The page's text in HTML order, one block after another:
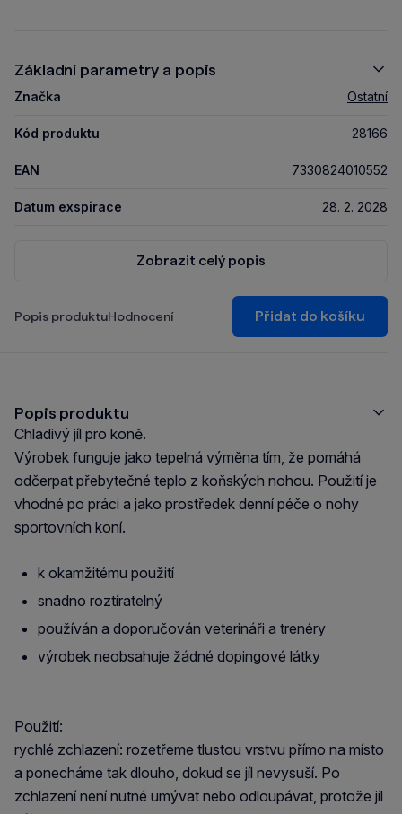
Základní parametry a popis
Značka Ostatní
Kód produktu 28166
EAN 7330824010552
Datum exspirace 28. 2. 2028
Zobrazit celý popis
Popis produktuHodnocení Přidat do košíku
Popis produktu
Chladivý jíl pro koně.
Výrobek funguje jako tepelná výměna tím, že pomáhá
odčerpat přebytečné teplo z koňských nohou. Použití je
vhodné po práci a jako prostředek denní péče o nohy
sportovních koní.
k okamžitému použití
snadno roztíratelný
používán a doporučován veterináři a trenéry
výrobek neobsahuje žádné dopingové látky
Použití:
rychlé zchlazení: rozetřeme tlustou vrstvu přímo na místo
a ponecháme tak dlouho, dokud se jíl nevysuší. Po
zchlazení není nutné umývat nebo odloupávat, protože jíl